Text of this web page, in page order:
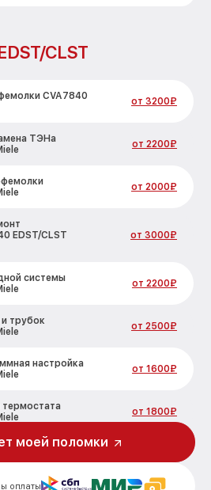
CLST
CVA7840
от 3200₽
ТЭНа
от 2200₽
от 2000₽
EDST/CLST
от 3000₽
системы
от 2200₽
трубок
от 2500₽
настройка
от 1600₽
термостата
от 1800₽
оплаты
моей поломки